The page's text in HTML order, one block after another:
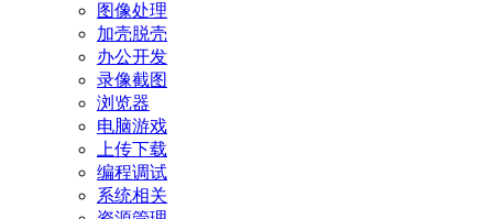
图像处理
加壳脱壳
办公开发
录像截图
浏览器
电脑游戏
上传下载
编程调试
系统相关